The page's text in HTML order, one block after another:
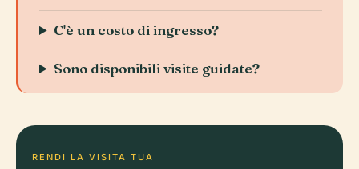
C'è un costo di ingresso?
Sono disponibili visite guidate?
RENDI LA VISITA TUA